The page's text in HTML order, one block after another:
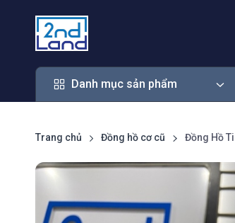
Danh mục sản phẩm
Danh mục sản phẩm
Trang chủ Đồng hồ cơ cũ Đồng Hồ